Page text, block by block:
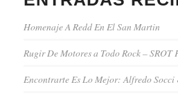
Homenaje A Redd En El San Martin
Rugir De Motores a Todo Rock – SROT
Encontrarte Es Lo Mejor: Alfredo Socci